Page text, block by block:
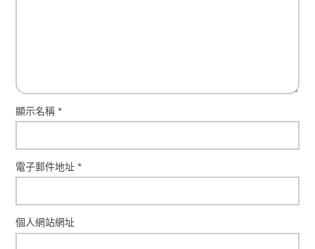
顯示名稱*
電子郵件地址*
個人網站網址